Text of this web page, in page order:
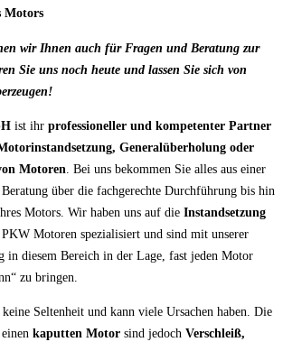
Motors
wir Ihnen auch für Fragen und Beratung zur
Sie uns noch heute und lassen Sie sich von
ist ihr professioneller und kompetenter Partner
Generalüberholung oder
Motoren . Bei uns bekommen Sie alles aus einer
über die fachgerechte Durchführung bis hin
Motors. Wir haben uns auf die Instandsetzung
Motoren spezialisiert und sind mit unserer
in diesem Bereich in der Lage, fast jeden Motor
zu bringen.
Seltenheit und kann viele Ursachen haben. Die
kaputten Motor sind jedoch Verschleiß,